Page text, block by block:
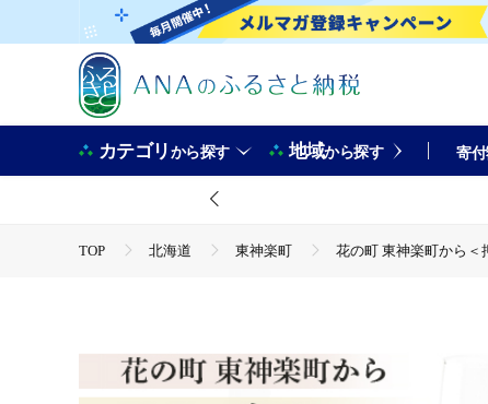
カテゴリから探す 地域から探す 寄
TOP 北海道 東神楽町 花の町 東神楽町から＜